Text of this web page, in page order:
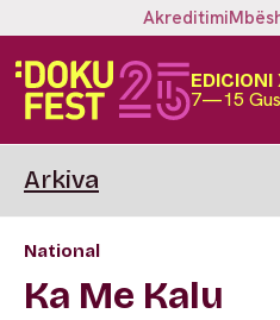
Akreditimi
EDICIONI
7—15
Arkiva
National
Ka Me Kalu